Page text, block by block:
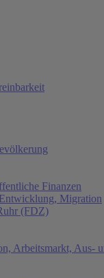
Finanzen
Migration
(FDZ)
Arbeitsmarkt, Aus-